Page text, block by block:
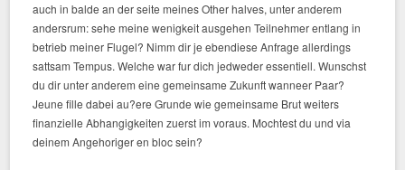
auch in balde an der seite meines Other halves, unter anderem
andersrum: sehe meine wenigkeit ausgehen Teilnehmer entlang in
betrieb meiner Flugel? Nimm dir je ebendiese Anfrage allerdings
sattsam Tempus. Welche war fur dich jedweder essentiell. Wunschst
du dir unter anderem eine gemeinsame Zukunft wanneer Paar?
Jeune fille dabei au?ere Grunde wie gemeinsame Brut weiters
finanzielle Abhangigkeiten zuerst im voraus. Mochtest du und via
deinem Angehoriger en bloc sein?